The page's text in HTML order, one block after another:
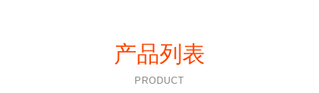
产品列表
PRODUCT